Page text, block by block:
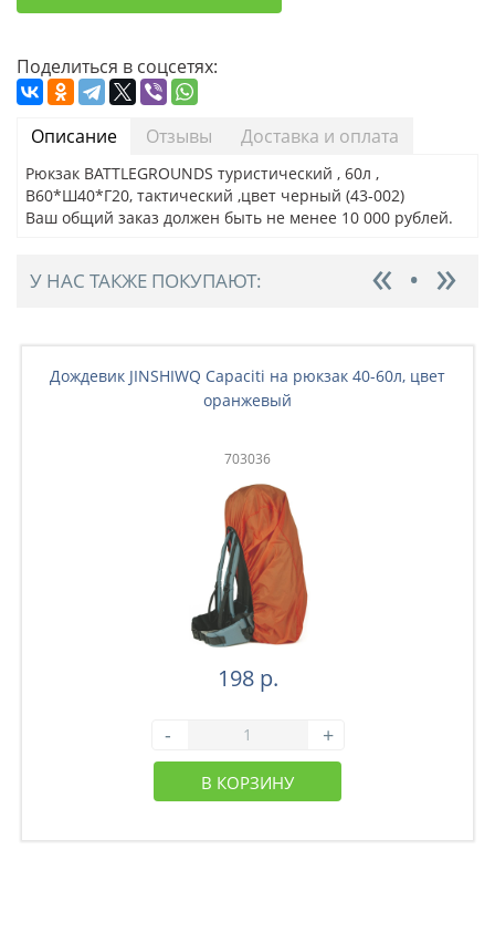
Поделиться в соцсетях:
Описание Отзывы Доставка и оплата
Рюкзак BATTLEGRОUNDS туристический , 60л ,
В60*Ш40*Г20, тактический ,цвет черный (43-002)
Ваш общий заказ должен быть не менее 10 000 рублей.
У НАС ТАКЖЕ ПОКУПАЮТ:
Дождевик JINSHIWQ Capaciti на рюкзак 40-60л, цвет
оранжевый
703036
198 р.
- +
В КОРЗИНУ